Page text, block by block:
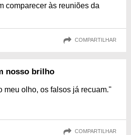
comparecer às reuniões da
COMPARTILHAR
nosso brilho
meu olho, os falsos já recuam."
COMPARTILHAR